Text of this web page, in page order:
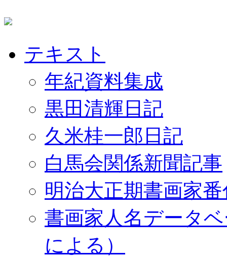
テキスト
年紀資料集成
黒田清輝日記
久米桂一郎日記
白馬会関係新聞記事
明治大正期書画家
書画家人名データ
による）